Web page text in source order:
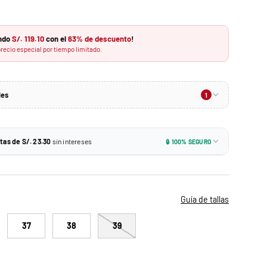
S/. 119.10con el63% de descuento!
especial por tiempo limitado.
1
mínimo
S/. 62.91
de S/. 23.30 sin intereses 🔒 100% SEGURO
Guía de tallas
37 38 39